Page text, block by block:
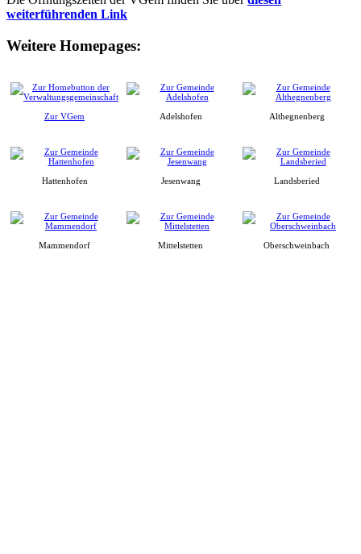
weiterführenden Link
Weitere Homepages:
Zur VGem Adelshofen Althegnenberg
Hattenhofen Jesenwang Landsberied
Mammendorf Mittelstetten Oberschweinbach